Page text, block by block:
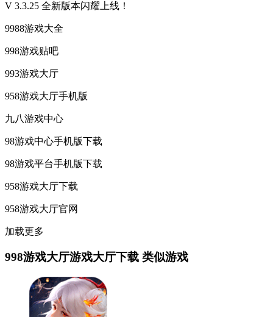
V 3.3.25 全新版本闪耀上线！
9988游戏大全
998游戏贴吧
993游戏大厅
958游戏大厅手机版
九八游戏中心
98游戏中心手机版下载
98游戏平台手机版下载
958游戏大厅下载
958游戏大厅官网
加载更多
998游戏大厅游戏大厅下载 类似游戏